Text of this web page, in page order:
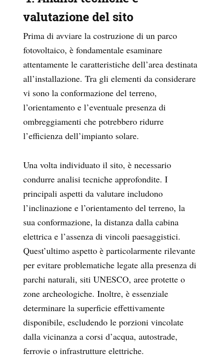
valutazione del sito
Prima di avviare la costruzione di un parco
fotovoltaico, è fondamentale esaminare
attentamente le caratteristiche dell’area destinata
all’installazione. Tra gli elementi da considerare
vi sono la conformazione del terreno,
l’orientamento e l’eventuale presenza di
ombreggiamenti che potrebbero ridurre
l’efficienza dell’impianto solare.
Una volta individuato il sito, è necessario
condurre analisi tecniche approfondite. I
principali aspetti da valutare includono
l’inclinazione e l’orientamento del terreno, la
sua conformazione, la distanza dalla cabina
elettrica e l’assenza di vincoli paesaggistici.
Quest’ultimo aspetto è particolarmente rilevante
per evitare problematiche legate alla presenza di
parchi naturali, siti UNESCO, aree protette o
zone archeologiche. Inoltre, è essenziale
determinare la superficie effettivamente
disponibile, escludendo le porzioni vincolate
dalla vicinanza a corsi d’acqua, autostrade,
ferrovie o infrastrutture elettriche.